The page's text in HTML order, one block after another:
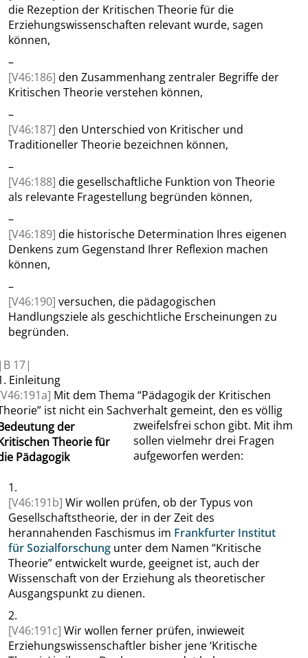
die Rezeption der Kritischen Theorie für die
Erziehungs­wissenschaften relevant wurde, sagen
können,
–
[V46:186] den Zusammenhang zentraler Begriffe der
Kritischen Theorie verstehen können,
–
[V46:187] den Unterschied von Kritischer und
Traditioneller Theorie bezeichnen können,
–
[V46:188] die gesellschaftliche Funktion von Theorie
als relevante Fragestellung begründen können,
–
[V46:189] die historische Determination Ihres eigenen
Denkens zum Gegenstand Ihrer Reflexion machen
können,
–
[V46:190] versuchen, die pädagogischen
Handlungsziele als geschichtliche Erscheinungen zu
begründen.
B17|
Einleitung
Mit dem Thema “Pädagogik der Kritischen
”ist nicht
der
Theorie für
Pädagogik
ein Sachverhalt gemeint, den es völlig
zweifelsfrei schon gibt. Mit ihm
sollen vielmehrdrei Fragen
aufgeworfen werden:
1.
[V46:191b] Wir wollen prüfen, ob der Typus von
Gesellschaftstheorie, der in der Zeit des
herannahenden Faschismus im Frankfurter Institut
für Sozialforschungunter dem Namen “Kritische
Theorie”entwickelt wurde, geeignet ist, auch der
Wissenschaft von der Erziehung als theoretischer
Ausgangspunkt zu dienen.
2.
[V46:191c] Wirwollen ferner prüfen, inwieweit
Erziehungswissenschaftler bisher jene‘Kritische